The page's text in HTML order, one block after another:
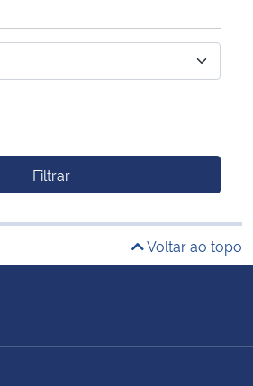
Filtrar
Voltar ao topo